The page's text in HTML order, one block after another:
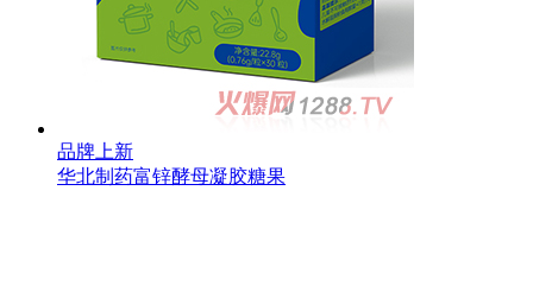
品牌上新
华北制药富锌酵母凝胶糖果